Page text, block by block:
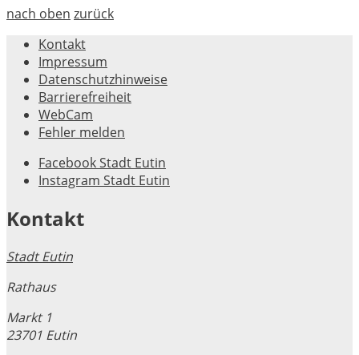
nach oben zurück
Kontakt
Impressum
Datenschutzhinweise
Barrierefreiheit
WebCam
Fehler melden
Facebook Stadt Eutin
Instagram Stadt Eutin
Kontakt
Stadt Eutin
Rathaus
Markt 1
23701 Eutin